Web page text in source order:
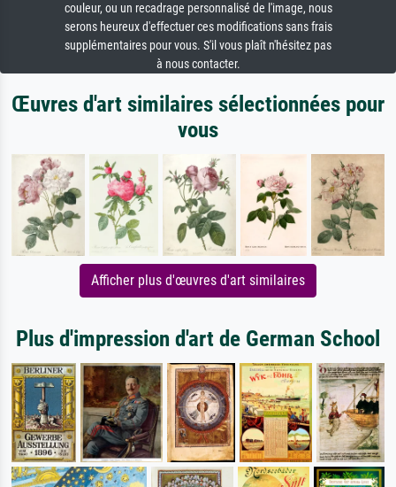
couleur, ou un recadrage personnalisé de l'image, nous
serons heureux d'effectuer ces modifications sans frais
supplémentaires pour vous. S'il vous plaît n'hésitez pas
à nous contacter.
Œuvres d'art similaires sélectionnées pour
vous
Afficher plus d'œuvres d'art similaires
Plus d'impression d'art de German School